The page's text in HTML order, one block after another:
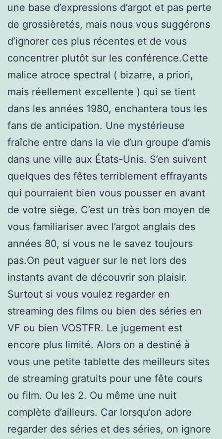
une base d’expressions d’argot et pas perte
de grossièretés, mais nous vous suggérons
d’ignorer ces plus récentes et de vous
concentrer plutôt sur les conférence.Cette
malice atroce spectral ( bizarre, a priori,
mais réellement excellente ) qui se tient
dans les années 1980, enchantera tous les
fans de anticipation. Une mystérieuse
fraîche entre dans la vie d’un groupe d’amis
dans une ville aux États-Unis. S’en suivent
quelques des fêtes terriblement effrayants
qui pourraient bien vous pousser en avant
de votre siège. C’est un très bon moyen de
vous familiariser avec l’argot anglais des
années 80, si vous ne le savez toujours
pas.On peut vaguer sur le net lors des
instants avant de découvrir son plaisir.
Surtout si vous voulez regarder en
streaming des films ou bien des séries en
VF ou bien VOSTFR. Le jugement est
encore plus limité. Alors on a destiné à
vous une petite tablette des meilleurs sites
de streaming gratuits pour une fête cours
ou film. Ou les 2. Ou même une nuit
complète d’ailleurs. Car lorsqu’on adore
regarder des séries et des séries, on ignore